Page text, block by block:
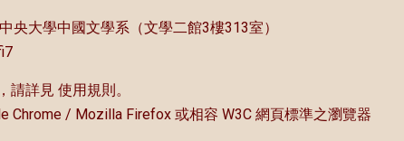
央大學中國文學系（文學二館3樓313室）
請詳見 使用規則。
Chrome / Mozilla Firefox 或相容 W3C 網頁標準之瀏覽器